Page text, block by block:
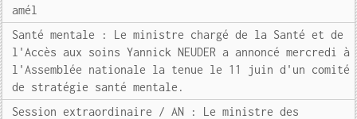
amél
Santé mentale : Le ministre chargé de la Santé et de
l'Accès aux soins Yannick NEUDER a annoncé mercredi à
l'Assemblée nationale la tenue le 11 juin d'un comité
de stratégie santé mentale.
Session extraordinaire / AN : Le ministre des